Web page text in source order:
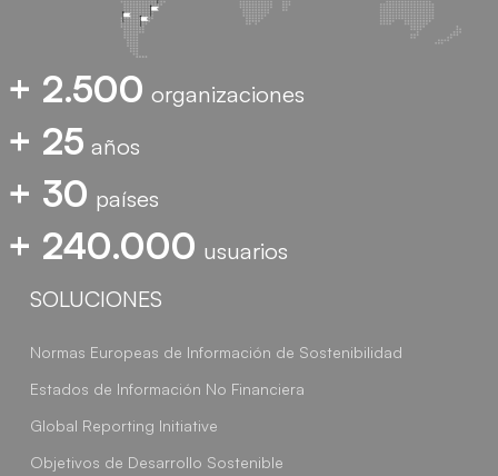
+ 2.500 organizaciones
+ 25 años
+ 30 países
+ 240.000 usuarios
SOLUCIONES
Normas Europeas de Información de Sostenibilidad
Estados de Información No Financiera
Global Reporting Initiative
Objetivos de Desarrollo Sostenible